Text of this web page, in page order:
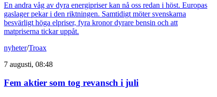
En andra våg av dyra energipriser kan nå oss redan i höst. Europas
gaslager pekar i den riktningen. Samtidigt möter svenskarna
besvärligt höga elpriser, fyra kronor dyrare bensin och att
matpriserna tickar uppåt.
nyheter/Troax
7 augusti, 08:48
Fem aktier som tog revansch i juli